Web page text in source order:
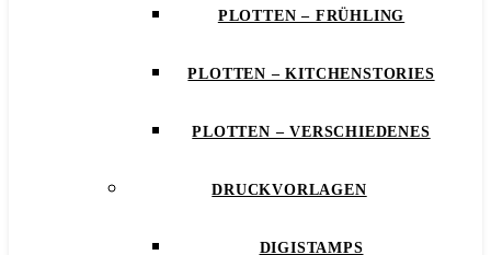
PLOTTEN – FRÜHLING
PLOTTEN – KITCHENSTORIES
PLOTTEN – VERSCHIEDENES
DRUCKVORLAGEN
DIGISTAMPS